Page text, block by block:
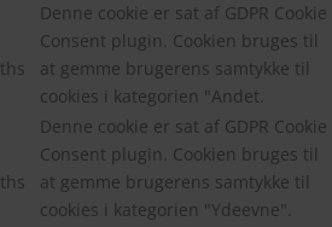
Denne cookie er sat af GDPR Cookie
Consent plugin. Cookien bruges til
at gemme brugerens samtykke til
cookies i kategorien "Andet.
Denne cookie er sat af GDPR Cookie
Consent plugin. Cookien bruges til
at gemme brugerens samtykke til
cookies i kategorien "Ydeevne".